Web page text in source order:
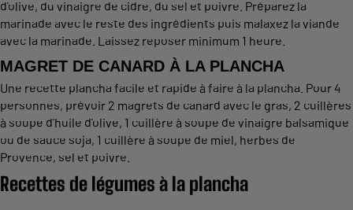
d’olive, du vinaigre de cidre, du sel et poivre. Préparez la
marinade avec le reste des ingrédients puis malaxez la viande
avec la marinade. Laissez reposer minimum 1 heure.
MAGRET DE CANARD À LA PLANCHA
Une recette plancha facile et rapide à faire à la plancha. Pour 4
personnes, prévoir 2 magrets de canard avec le gras, 2 cuillères
à soupe d’huile d’olive, 1 cuillère à soupe de vinaigre balsamique
ou de sauce soja, 1 cuillère à soupe de miel, herbes de
Provence, sel et poivre.
Recettes de légumes à la plancha